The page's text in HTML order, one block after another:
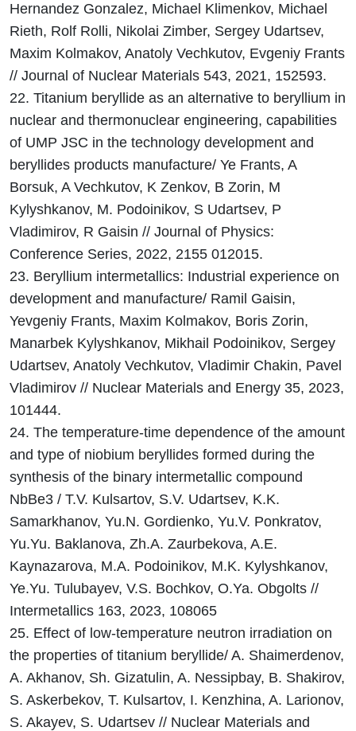
Hernandez Gonzalez, Michael Klimenkov, Michael
Rieth, Rolf Rolli, Nikolai Zimber, Sergey Udartsev,
Maxim Kolmakov, Anatoly Vechkutov, Evgeniy Frants
// Journal of Nuclear Materials 543, 2021, 152593.
22. Titanium beryllide as an alternative to beryllium in
nuclear and thermonuclear engineering, capabilities
of UMP JSC in the technology development and
beryllides products manufacture/ Ye Frants, A
Borsuk, A Vechkutov, K Zenkov, B Zorin, M
Kylyshkanov, M. Podoinikov, S Udartsev, P
Vladimirov, R Gaisin // Journal of Physics:
Conference Series, 2022, 2155 012015.
23. Beryllium intermetallics: Industrial experience on
development and manufacture/ Ramil Gaisin,
Yevgeniy Frants, Maxim Kolmakov, Boris Zorin,
Manarbek Kylyshkanov, Mikhail Podoinikov, Sergey
Udartsev, Anatoly Vechkutov, Vladimir Chakin, Pavel
Vladimirov // Nuclear Materials and Energy 35, 2023,
101444.
24. The temperature-time dependence of the amount
and type of niobium beryllides formed during the
synthesis of the binary intermetallic compound
NbBe3 / T.V. Kulsartov, S.V. Udartsev, K.K.
Samarkhanov, Yu.N. Gordienko, Yu.V. Ponkratov,
Yu.Yu. Baklanova, Zh.A. Zaurbekova, A.E.
Kaynazarova, M.A. Podoinikov, M.K. Kylyshkanov,
Ye.Yu. Tulubayev, V.S. Bochkov, O.Ya. Obgolts //
Intermetallics 163, 2023, 108065
25. Effect of low-temperature neutron irradiation on
the properties of titanium beryllide/ A. Shaimerdenov,
A. Akhanov, Sh. Gizatulin, A. Nessipbay, B. Shakirov,
S. Askerbekov, T. Kulsartov, I. Kenzhina, A. Larionov,
S. Akayev, S. Udartsev // Nuclear Materials and